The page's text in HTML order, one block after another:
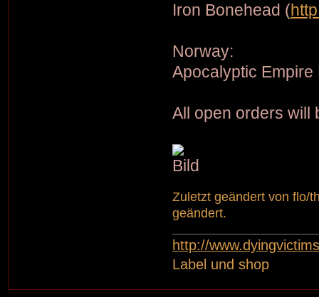
Iron Bonehead (
Norway:
Apocalyptic Empire
All open orders will
Zuletzt geändert vonflo/
geändert.
http://
Label und shop